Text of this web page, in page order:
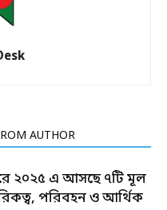
AUTHOR
২০২৫ এ আসছে ৭টি মূল
পরিবহন ও আর্থিক